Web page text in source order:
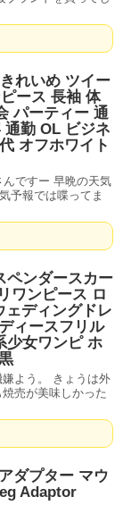
れいめ ツイー
ース 長袖 体
パーティー 通
勤 OL ビジネ
オフホワイト
ですー 早晩の天気
予報では喋ってま
ペンダースカー
ワンピース ロ
ェディングドレ
ィースフリル
少女ワンピ ホ
よう。 きょうは外
売が美味しかった
ダプター マウ
Adaptor